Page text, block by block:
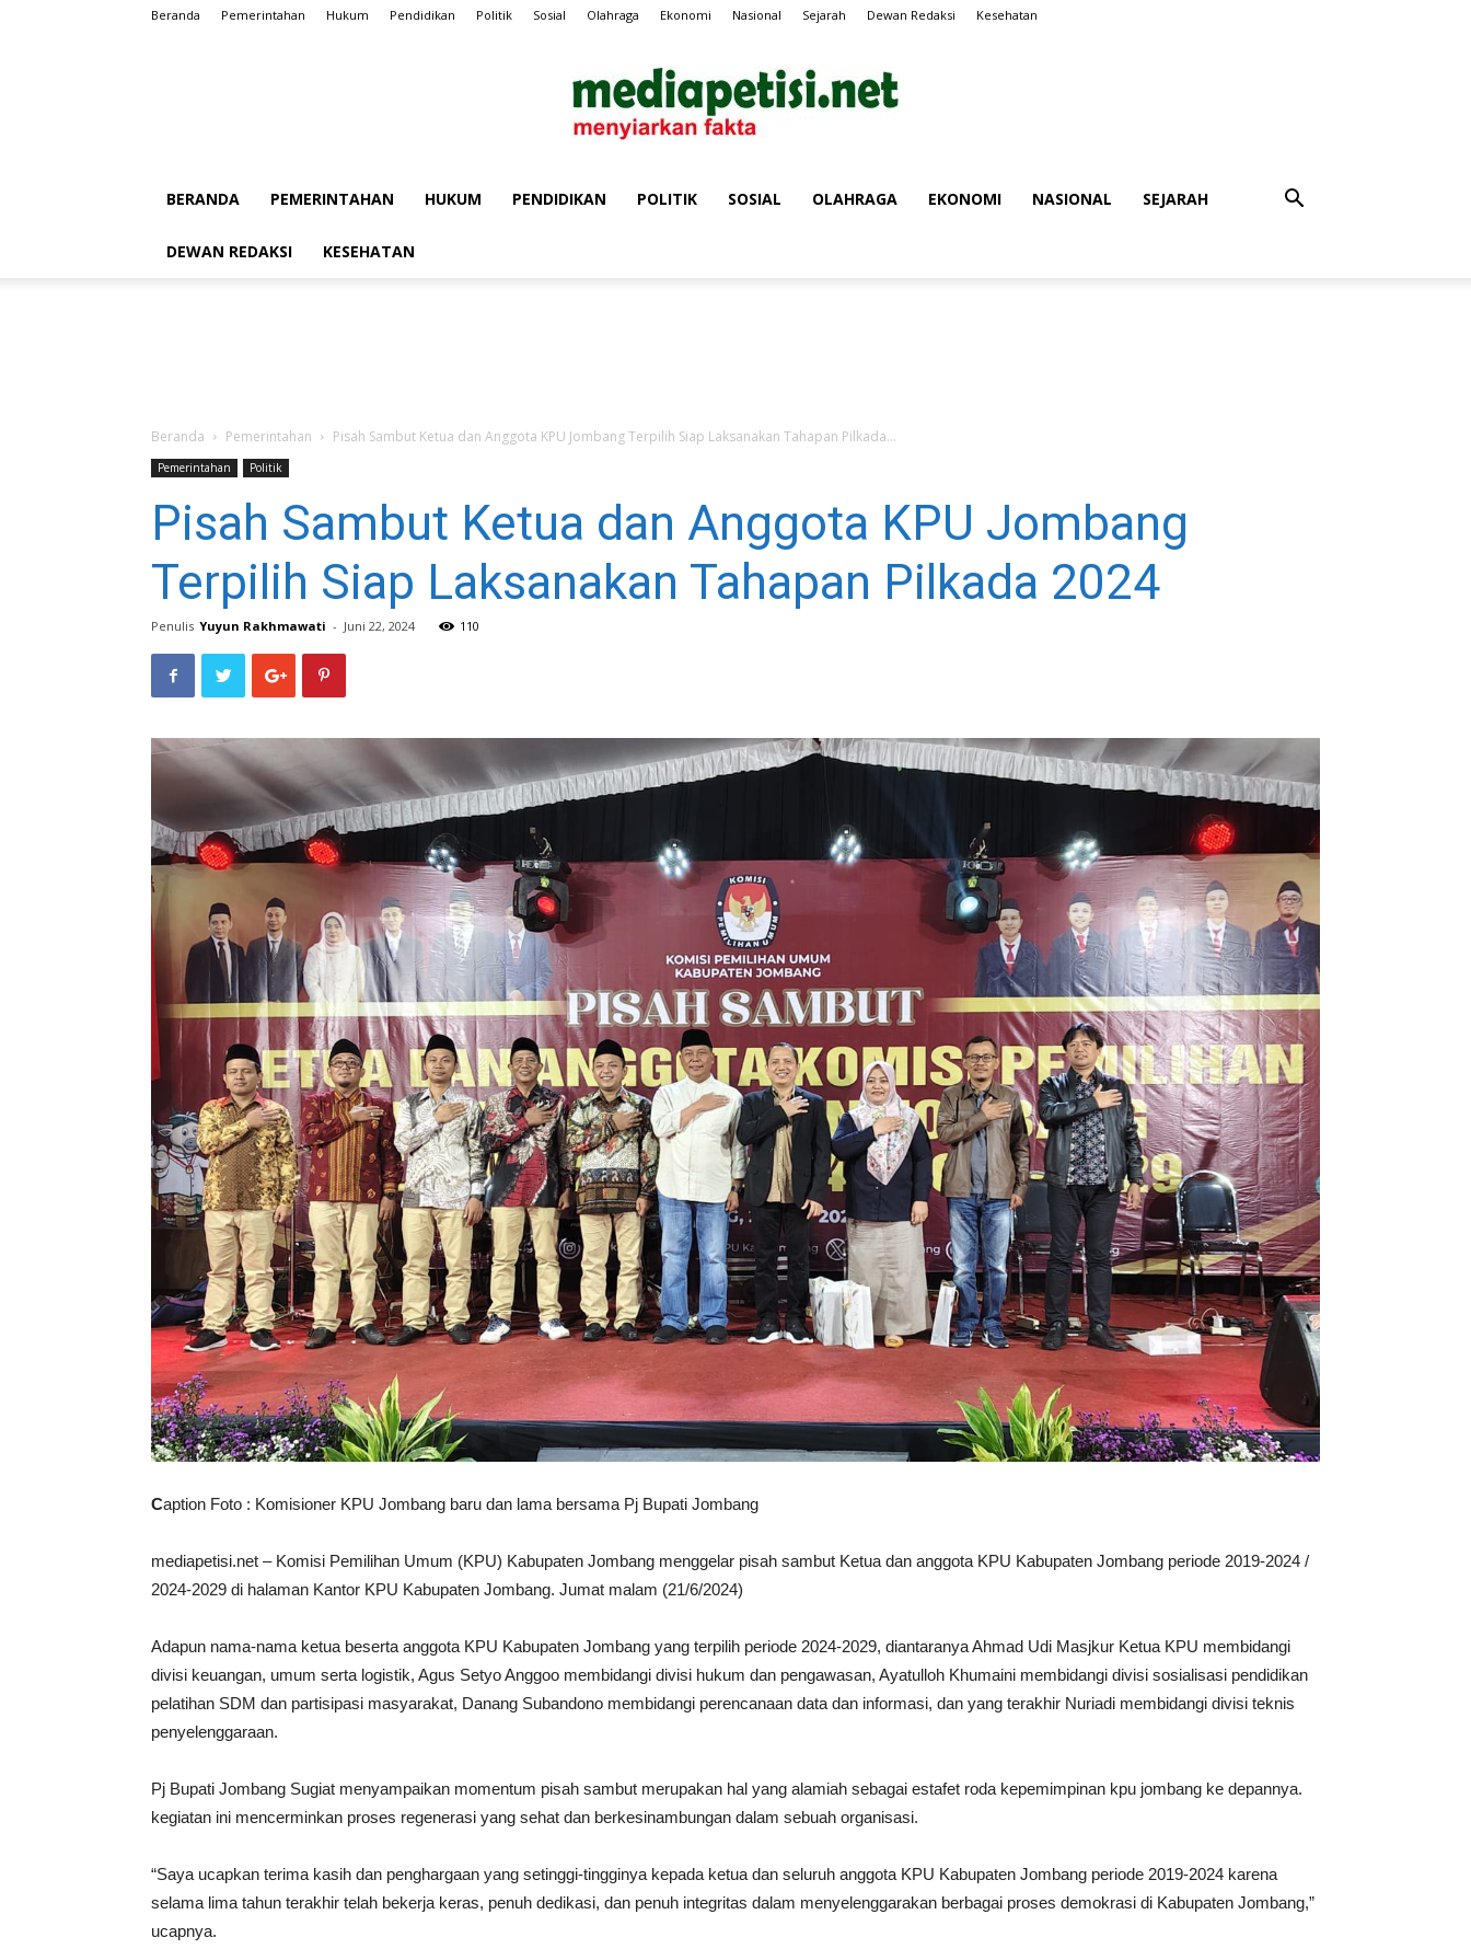
Beranda Pemerintahan Hukum Pendidikan Politik Sosial Olahraga Ekonomi Nasional Sejarah Dewan Redaksi Kesehatan
MEDIA
BERANDA PEMERINTAHAN HUKUM PENDIDIKAN POLITIK SOSIAL OLAHRAGA EKONOMI NASIONAL SEJARAH
DEWAN REDAKSI KESEHATAN
Beranda Pemerintahan Pisah Sambut Ketua dan Anggota KPU Jombang Terpilih Siap Laksanakan Tahapan Pilkada...
Pemerintahan Politik
Pisah Sambut Ketua dan Anggota KPU Jombang
Terpilih Siap Laksanakan Tahapan Pilkada 2024
Penulis Yuyun Rakhmawati - Juni 22, 2024 110
Caption Foto : Komisioner KPU Jombang baru dan lama bersama Pj Bupati Jombang
mediapetisi.net – Komisi Pemilihan Umum (KPU) Kabupaten Jombang menggelar pisah sambut Ketua dan anggota KPU Kabupaten Jombang periode 2019-2024 /
2024-2029 di halaman Kantor KPU Kabupaten Jombang. Jumat malam (21/6/2024)
Adapun nama-nama ketua beserta anggota KPU Kabupaten Jombang yang terpilih periode 2024-2029, diantaranya Ahmad Udi Masjkur Ketua KPU membidangi
divisi keuangan, umum serta logistik, Agus Setyo Anggoo membidangi divisi hukum dan pengawasan, Ayatulloh Khumaini membidangi divisi sosialisasi pendidikan
pelatihan SDM dan partisipasi masyarakat, Danang Subandono membidangi perencanaan data dan informasi, dan yang terakhir Nuriadi membidangi divisi teknis
penyelenggaraan.
Pj Bupati Jombang Sugiat menyampaikan momentum pisah sambut merupakan hal yang alamiah sebagai estafet roda kepemimpinan kpu jombang ke depannya.
kegiatan ini mencerminkan proses regenerasi yang sehat dan berkesinambungan dalam sebuah organisasi.
“Saya ucapkan terima kasih dan penghargaan yang setinggi-tingginya kepada ketua dan seluruh anggota KPU Kabupaten Jombang periode 2019-2024 karena
selama lima tahun terakhir telah bekerja keras, penuh dedikasi, dan penuh integritas dalam menyelenggarakan berbagai proses demokrasi di Kabupaten Jombang,”
ucapnya.